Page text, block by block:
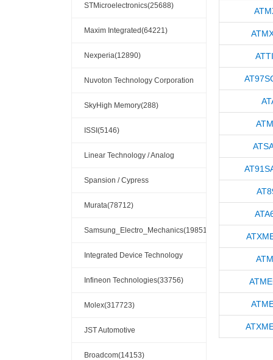
STMicroelectronics(25688)
Maxim Integrated(64221)
Nexperia(12890)
Nuvoton Technology Corporation
America(1765)
SkyHigh Memory(288)
ISSI(5146)
Linear Technology / Analog
Devices(37295)
Spansion / Cypress
Semiconductor(5097)
Murata(78712)
Samsung_Electro_Mechanics(19851)
Integrated Device Technology
(IDT) / Renesas(34378)
Infineon Technologies(33756)
Molex(317723)
JST Automotive
Connectors(10110)
Broadcom(14153)